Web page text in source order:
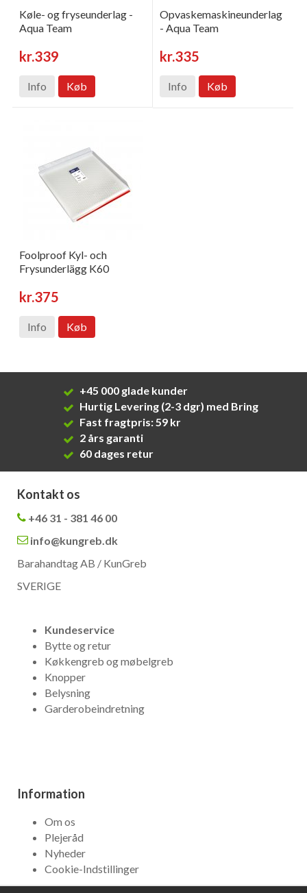
Køle- og fryseunderlag -
Aqua Team
kr.339
Info Køb
Opvaskemaskineunderlag
- Aqua Team
kr.335
Info Køb
Foolproof Kyl- och
Frysunderlägg K60
kr.375
Info Køb
+45 000 glade kunder
Hurtig Levering (2-3 dgr) med Bring
Fast fragtpris: 59 kr
2 års garanti
60 dages retur
Kontakt os
+46 31 - 381 46 00
info@kungreb.dk
Barahandtag AB / KunGreb
SVERIGE
Kundeservice
Bytte og retur
Køkkengreb og møbelgreb
Knopper
Belysning
Garderobeindretning
Information
Om os
Plejeråd
Nyheder
Cookie-Indstillinger